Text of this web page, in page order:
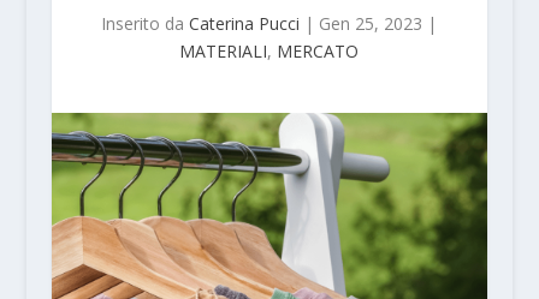
Inserito daCaterina Pucci | Gen 25, 2023 |
MATERIALI, MERCATO